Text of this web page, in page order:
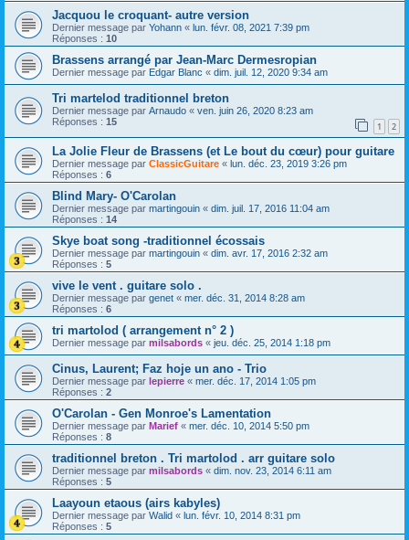
Jacquou le croquant- autre version
Dernier message par Yohann « lun. févr. 08, 2021 7:39 pm
Réponses : 10
Brassens arrangé par Jean-Marc Dermesropian
Dernier message par Edgar Blanc « dim. juil. 12, 2020 9:34 am
Tri martelod traditionnel breton
Dernier message par Arnaudo « ven. juin 26, 2020 8:23 am
Réponses : 15 1 2
La Jolie Fleur de Brassens (et Le bout du cœur) pour guitare
Dernier message par ClassicGuitare « lun. déc. 23, 2019 3:26 pm
Réponses : 6
Blind Mary- O'Carolan
Dernier message par martingouin « dim. juil. 17, 2016 11:04 am
Réponses : 14
Skye boat song -traditionnel écossais
Dernier message par martingouin « dim. avr. 17, 2016 2:32 am
Réponses : 5
vive le vent . guitare solo .
Dernier message par genet « mer. déc. 31, 2014 8:28 am
Réponses : 6
tri martolod ( arrangement n° 2 )
Dernier message par milsabords « jeu. déc. 25, 2014 1:18 pm
Cinus, Laurent; Faz hoje un ano - Trio
Dernier message par lepierre « mer. déc. 17, 2014 1:05 pm
Réponses : 2
O'Carolan - Gen Monroe's Lamentation
Dernier message par Marief « mer. déc. 10, 2014 5:50 pm
Réponses : 8
traditionnel breton . Tri martolod . arr guitare solo
Dernier message par milsabords « dim. nov. 23, 2014 6:11 am
Réponses : 5
Laayoun etaous (airs kabyles)
Dernier message par Walid « lun. févr. 10, 2014 8:31 pm
Réponses : 5